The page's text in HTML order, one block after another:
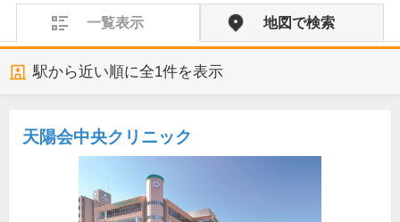
一覧表示 地図で検索
駅から近い順に全1件を表示
天陽会中央クリニック